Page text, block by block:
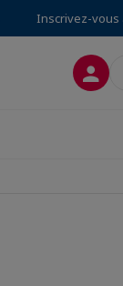
Inscrivez-vous